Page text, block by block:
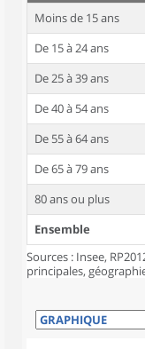
Moins de 15 ans
De 15 à 24 ans
De 25 à 39 ans
De 40 à 54 ans
De 55 à 64 ans
De 65 à 79 ans
80 ans ou plus
Ensemble
Sources : Insee,
principales,